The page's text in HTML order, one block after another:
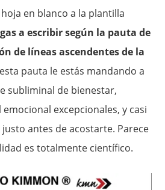
en blanco a la plantilla
a escribir según la pauta de
de líneas ascendentes de la
pauta le estás mandando a
subliminal de bienestar,
excepcionales, y casi
antes de acostarte. Parece
es totalmente científico.